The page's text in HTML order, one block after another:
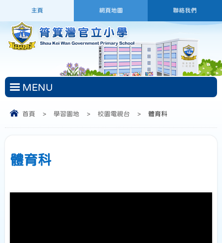
主頁 網頁地圖 聯絡我們
MENU
首頁 > 學習園地 > 校園電視台 > 體育科
體育科